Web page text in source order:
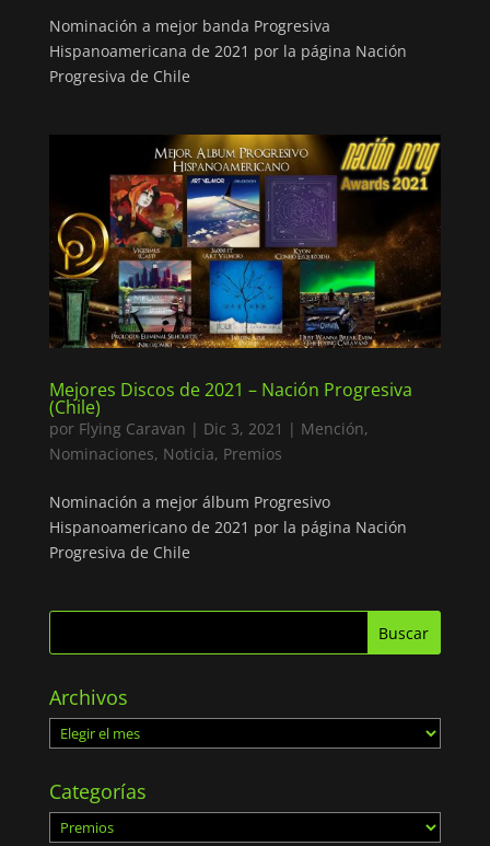
Nominación a mejor banda Progresiva
Hispanoamericana de 2021 por la página Nación
Progresiva de Chile
Mejores Discos de 2021 – Nación Progresiva
(Chile)
por Flying Caravan | Dic 3, 2021 | Mención,
Nominaciones, Noticia, Premios
Nominación a mejor álbum Progresivo
Hispanoamericano de 2021 por la página Nación
Progresiva de Chile
Archivos
Archivos
Categorías
Categorías